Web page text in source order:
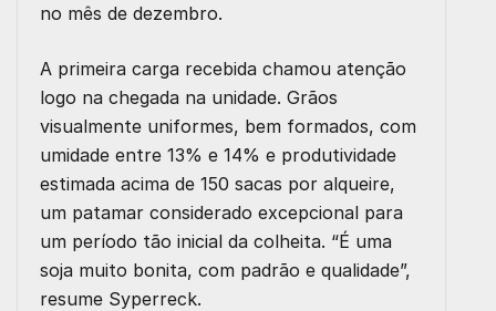
no mês de dezembro.
A primeira carga recebida chamou atenção
logo na chegada na unidade. Grãos
visualmente uniformes, bem formados, com
umidade entre 13% e 14% e produtividade
estimada acima de 150 sacas por alqueire,
um patamar considerado excepcional para
um período tão inicial da colheita. “É uma
soja muito bonita, com padrão e qualidade”,
resume Syperreck.